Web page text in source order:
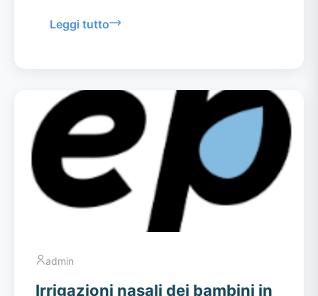
Leggi tutto
admin
Irrigazioni nasali dei bambini in